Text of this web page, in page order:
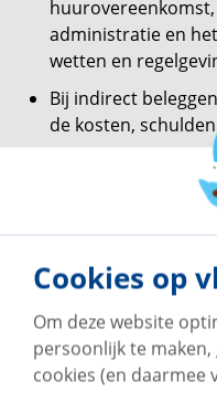
administratie en
wetten en
Bij indirect
de kosten,
Je kunt niet
stappen. Daar zijn
de verhuur van het
Beleggen in
tevoren nooit
Cookies op
Om deze website
persoonlijk te
cookies (en daarmee